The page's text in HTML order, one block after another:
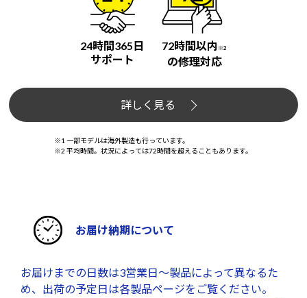
24時間365日
サポート
72時間以内 ※2
の修理対応
詳しく見る
※1 一部モデルは海外製造も行っています。
※2 平均時間。状況によっては72時間を超えることもあります。
お届け納期について
お届けまでの日数は3営業日～製品によって異なるた
め、出荷の予定日は各製品ページをご覧ください。